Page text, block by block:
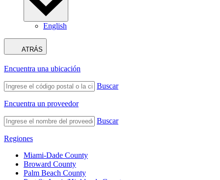
English
ATRÁS
Encuentra una ubicación
Buscar
Encuentra un proveedor
Buscar
Regiones
Miami-Dade County
Broward County
Palm Beach County